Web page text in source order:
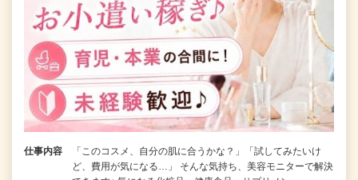
仕事内容
「このコスメ、自分の肌に合うかな？」「試してみたいけ
ど、費用が気になる…」 そんな気持ち、美容モニターで解決